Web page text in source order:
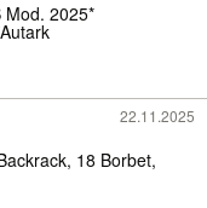
Mod. 2025*
22.11.2025
18 Borbet,